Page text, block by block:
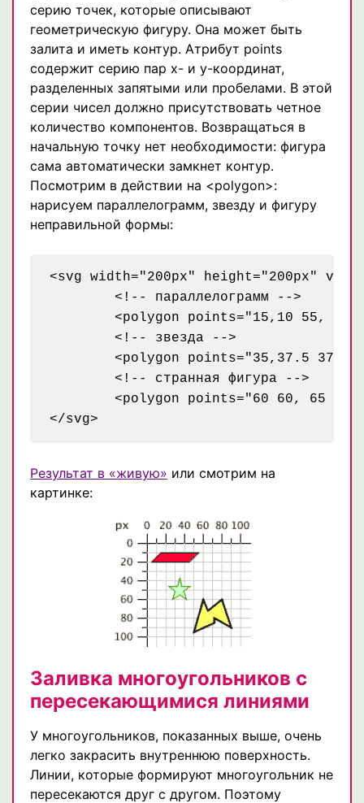
серию точек, которые описывают
геометрическую фигуру. Она может быть
залита и иметь контур. Атрибут points
содержит серию пар х- и у-координат,
разделенных запятыми или пробелами. В этой
серии чисел должно присутствовать четное
количество компонентов. Возвращаться в
начальную точку нет необходимости: фигура
сама автоматически замкнет контур.
Посмотрим в действии на <polygon>:
нарисуем параллелограмм, звезду и фигуру
неправильной формы:
<svg width="200px" height="200px"
Результат в «живую» или смотрим на
картинке:
Заливка многоугольников с
пересекающимися линиями
У многоугольников, показанных выше, очень
легко закрасить внутреннюю поверхность.
Линии, которые формируют многоугольник не
пересекаются друг с другом. Поэтому